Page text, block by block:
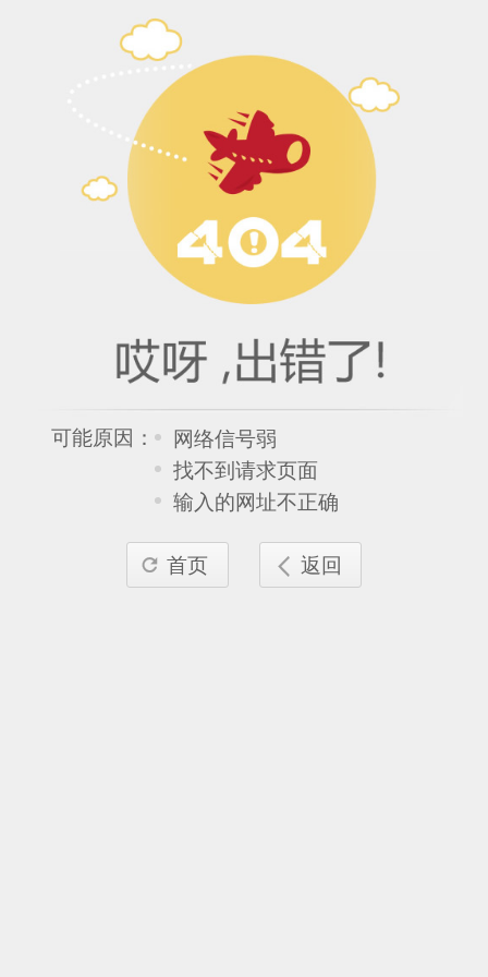
可能原因：
网络信号弱
找不到请求页面
输入的网址不正确
 首页  返回